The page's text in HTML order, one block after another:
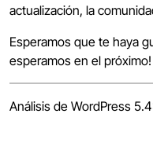
actualización, la
Esperamos que te haya
esperamos en el próximo!
Análisis de WordPress